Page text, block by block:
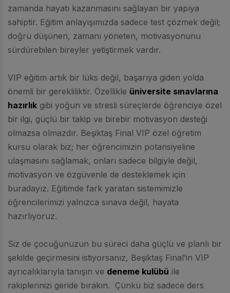
zamanda hayatı kazanmasını sağlayan bir yapıya
sahiptir. Eğitim anlayışımızda sadece test çözmek değil;
doğru düşünen, zamanı yöneten, motivasyonunu
sürdürebilen bireyler yetiştirmek vardır.
VIP eğitim artık bir lüks değil, başarıya giden yolda
önemli bir gerekliliktir. Özellikle üniversite sınavlarına
hazırlık gibi yoğun ve stresli süreçlerde öğrenciye özel
bir ilgi, güçlü bir takip ve birebir motivasyon desteği
olmazsa olmazdır. Beşiktaş Final VIP özel öğretim
kursu olarak biz; her öğrencimizin potansiyeline
ulaşmasını sağlamak, onları sadece bilgiyle değil,
motivasyon ve özgüvenle de desteklemek için
buradayız. Eğitimde fark yaratan sistemimizle
öğrencilerimizi yalnızca sınava değil, hayata
hazırlıyoruz.
Siz de çocuğunuzun bu süreci daha güçlü ve planlı bir
şekilde geçirmesini istiyorsanız, Beşiktaş Final’in VIP
ayrıcalıklarıyla tanışın ve deneme kulübü ile
rakiplerinizi geride bırakın. Çünkü biz sadece ders